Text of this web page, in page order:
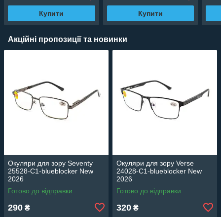
Купити Купити
Акційні пропозиції та новинки
Окуляри для зору Seventy
25528-C1-blueblocker New
2026
Готово до відправки
290 ₴
Окуляри для зору Verse
24028-C1-blueblocker New
2026
Готово до відправки
320 ₴